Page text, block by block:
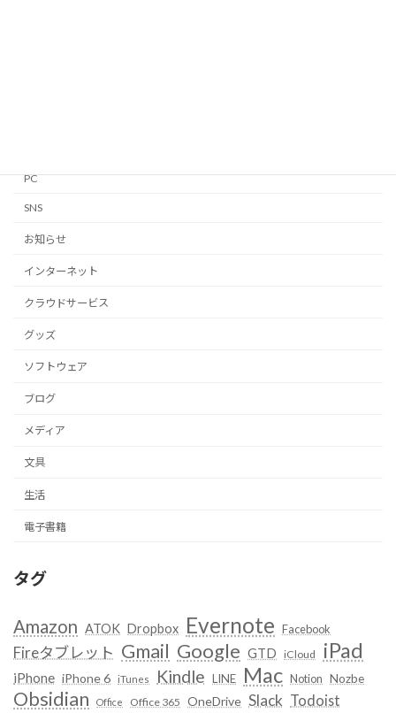
PC
SNS
お知らせ
インターネット
クラウドサービス
グッズ
ソフトウェア
ブログ
メディア
文具
生活
電子書籍
タグ
Amazon ATOK Dropbox Evernote Facebook
Fireタブレット Gmail Google GTD iCloud iPad
iPhone iPhone 6 iTunes Kindle LINE Mac Notion Nozbe
Obsidian Office Office 365 OneDrive Slack Todoist